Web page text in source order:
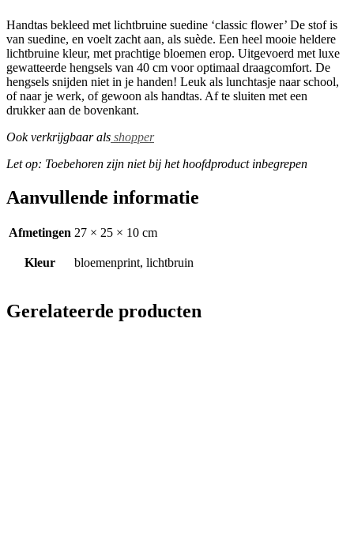
Handtas bekleed met lichtbruine suedine ‘classic flower’ De stof is
van suedine, en voelt zacht aan, als suède. Een heel mooie heldere
lichtbruine kleur, met prachtige bloemen erop. Uitgevoerd met luxe
gewatteerde hengsels van 40 cm voor optimaal draagcomfort. De
hengsels snijden niet in je handen! Leuk als lunchtasje naar school,
of naar je werk, of gewoon als handtas. Af te sluiten met een
drukker aan de bovenkant.
Ook verkrijgbaar als shopper
Let op: Toebehoren zijn niet bij het hoofdproduct inbegrepen
Aanvullende informatie
Afmetingen 27 × 25 × 10 cm
Kleur bloemenprint, lichtbruin
Gerelateerde producten